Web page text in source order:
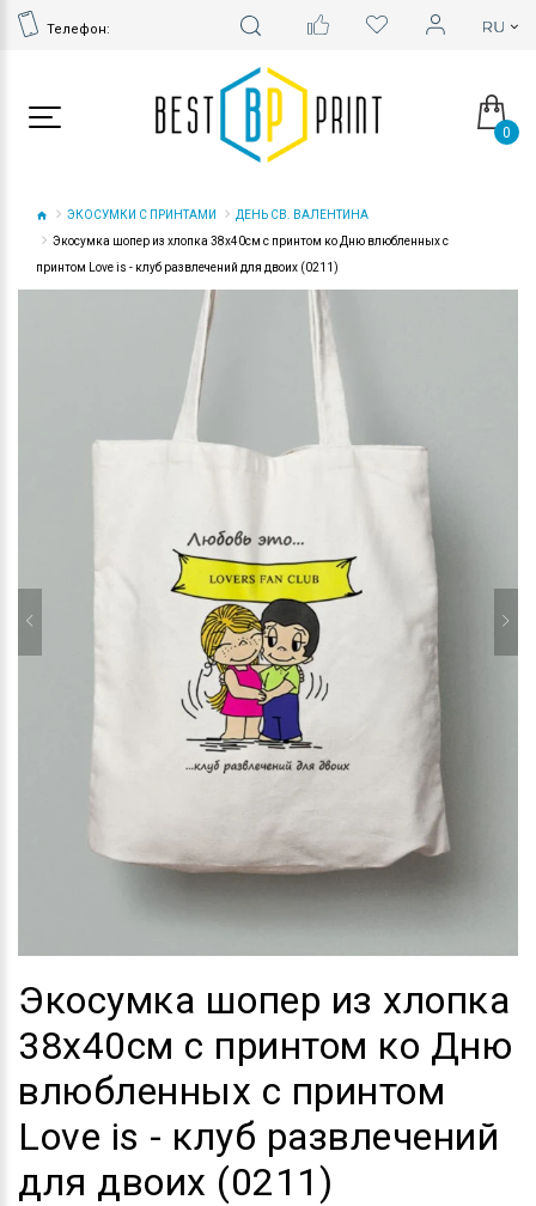
Телефон:
0
ЭКОСУМКИ С ПРИНТАМИ
ДЕНЬ СВ. ВАЛЕНТИНА
Экосумка шопер из хлопка 38х40см с принтом ко Дню влюбленных с
принтом Love is - клуб развлечений для двоих (0211)
Экосумка шопер из хлопка
38х40см с принтом ко Дню
влюбленных с принтом
Love is - клуб развлечений
для двоих (0211)